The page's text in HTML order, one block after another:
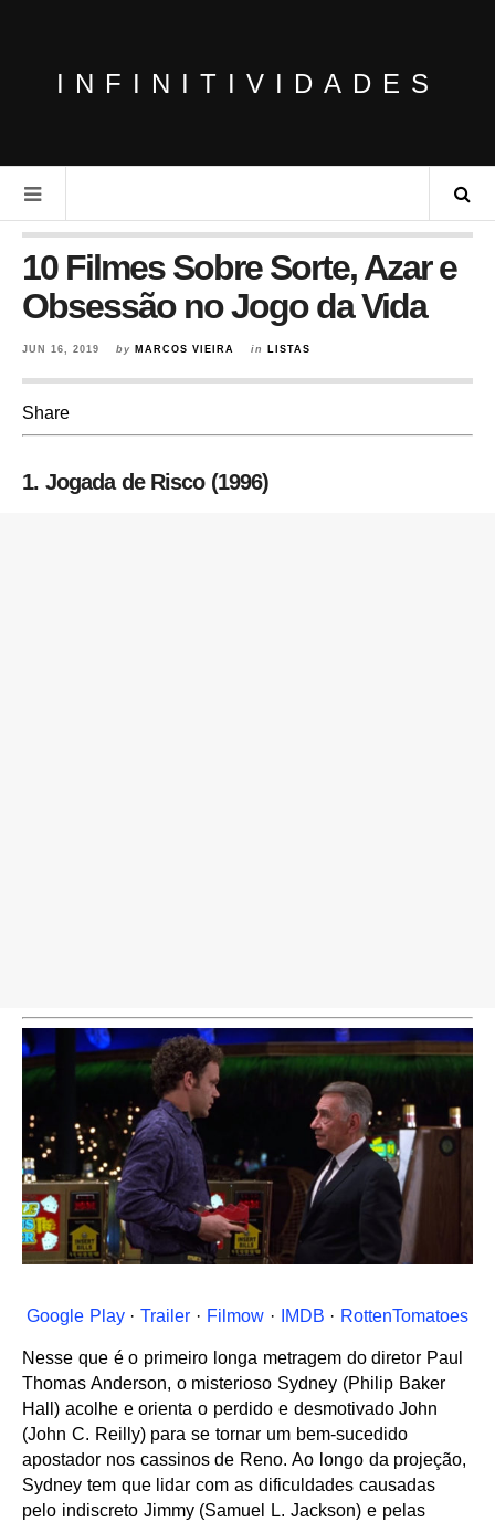
INFINITIVIDADES
10 Filmes Sobre Sorte, Azar e
Obsessão no Jogo da Vida
JUN 16, 2019 by MARCOS VIEIRA in LISTAS
Share
1. Jogada de Risco (1996)
Google Play·Trailer · Filmow· IMDB · RottenTomatoes
Nesse que é o primeiro longa metragem do diretor Paul
Thomas Anderson, o misterioso Sydney (Philip Baker
Hall) acolhe e orienta o perdido e desmotivado John
(John C. Reilly) para se tornar um bem-sucedido
apostador nos cassinos de Reno. Ao longo da projeção,
Sydney tem que lidar com as dificuldades causadas
pelo indiscreto Jimmy (Samuel L. Jackson) e pelas